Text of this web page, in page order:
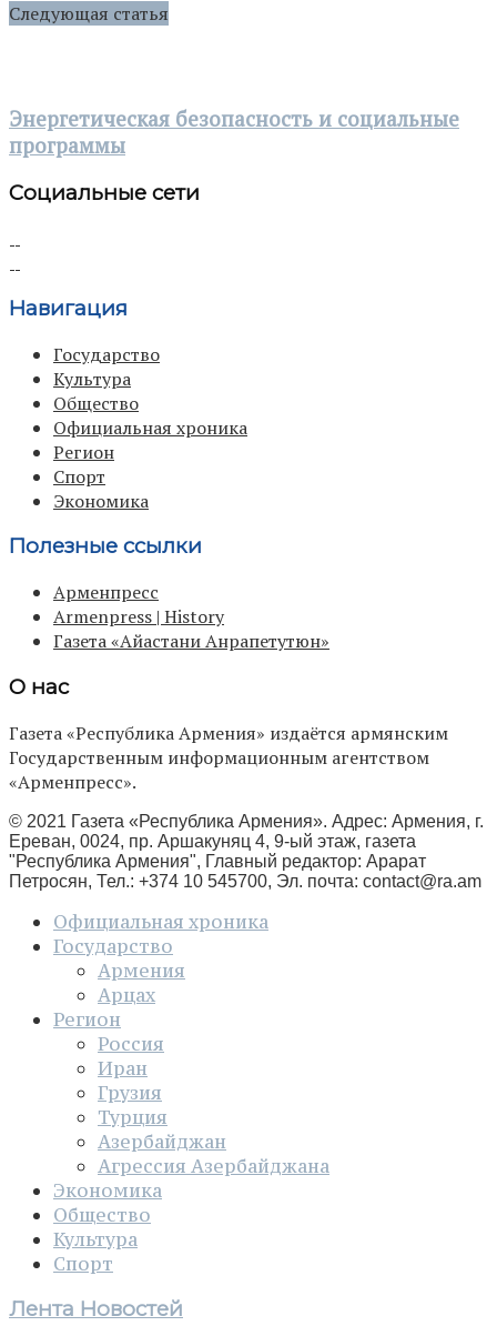
Следующая статья
Энергетическая безопасность и социальные
программы
Социальные сети
Навигация
Государство
Культура
Общество
Официальная хроника
Регион
Спорт
Экономика
Полезные ссылки
Арменпресс
Armenpress | History
Газета «Айастани Анрапетутюн»
О нас
Газета «Республика Армения» издаётся армянским
Государственным информационным агентством
«Арменпресс».
© 2021 Газета «Республика Армения». Адрес: Армения, г.
Ереван, 0024, пр. Аршакуняц 4, 9-ый этаж, газета
"Республика Армения", Главный редактор: Арарат
Петросян, Тел.: +374 10 545700, Эл. почта: contact@ra.am
Официальная хроника
Государство
Армения
Арцах
Регион
Россия
Иран
Грузия
Турция
Азербайджан
Агрессия Азербайджана
Экономика
Общество
Культура
Спорт
Лента Новостей